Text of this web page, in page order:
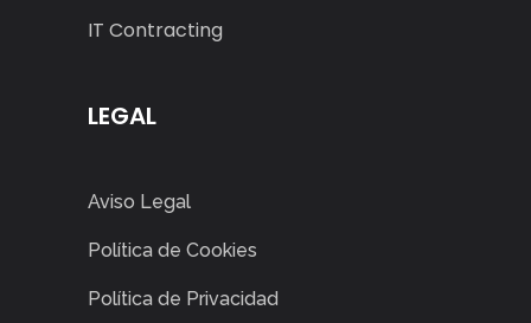
IT Contracting
LEGAL
Aviso Legal
Política de Cookies
Política de Privacidad